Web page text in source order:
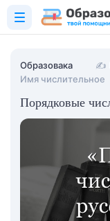
Образовака ✍
Имя числительное
Порядковые